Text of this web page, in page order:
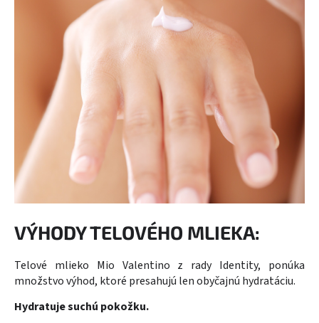
VÝHODY TELOVÉHO MLIEKA:
Telové mlieko Mio Valentino z rady Identity, ponúka
množstvo výhod, ktoré presahujú len obyčajnú hydratáciu.
Hydratuje suchú pokožku.